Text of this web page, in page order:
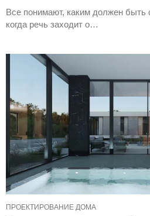
Все понимают, каким должен
когда речь заходит о…
ПРОЕКТИРОВАНИЕ ДОМА